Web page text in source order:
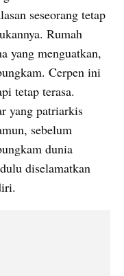
seseorang tetap
Rumah
yang menguatkan,
Cerpen ini
tetap terasa.
yang patriarkis
sebelum
dunia
diselamatkan